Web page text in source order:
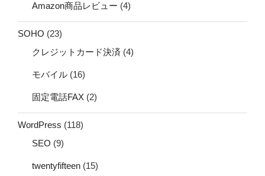
Amazon商品レビュー (4)
SOHO (23)
クレジットカード決済 (4)
モバイル (16)
固定電話FAX (2)
WordPress (118)
SEO (9)
twentyfifteen (15)